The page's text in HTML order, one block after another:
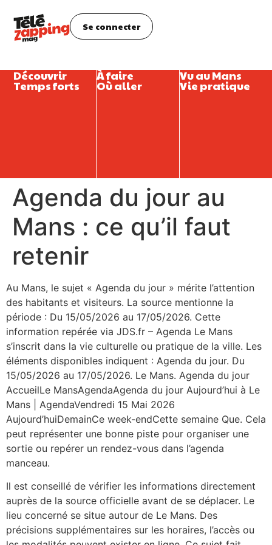
Se connecter
Découvrir
Temps forts
À faire
Où aller
Vu au Mans
Vie pratique
Agenda du jour au
Mans : ce qu’il faut
retenir
Au Mans, le sujet « Agenda du jour » mérite l’attention
des habitants et visiteurs. La source mentionne la
période : Du 15/05/2026 au 17/05/2026. Cette
information repérée via JDS.fr – Agenda Le Mans
s’inscrit dans la vie culturelle ou pratique de la ville. Les
éléments disponibles indiquent : Agenda du jour. Du
15/05/2026 au 17/05/2026. Le Mans. Agenda du jour
AccueilLe MansAgendaAgenda du jour Aujourd’hui à Le
Mans | AgendaVendredi 15 Mai 2026
Aujourd’huiDemainCe week-endCette semaine Que. Cela
peut représenter une bonne piste pour organiser une
sortie ou repérer un rendez-vous dans l’agenda
manceau.
Il est conseillé de vérifier les informations directement
auprès de la source officielle avant de se déplacer. Le
lieu concerné se situe autour de Le Mans. Des
précisions supplémentaires sur les horaires, l’accès ou